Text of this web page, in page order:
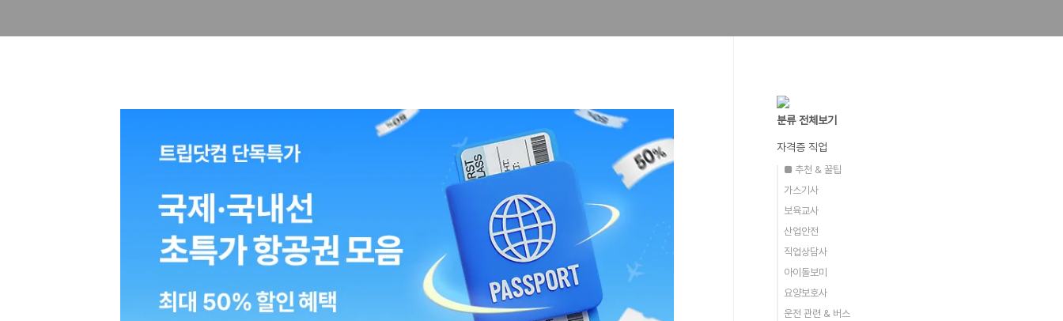
분류 전체보기
자격증 직업
■ 추천 & 꿀팁
가스기사
보육교사
산업안전
직업상담사
아이돌보미
요양보호사
운전 관련 & 버스